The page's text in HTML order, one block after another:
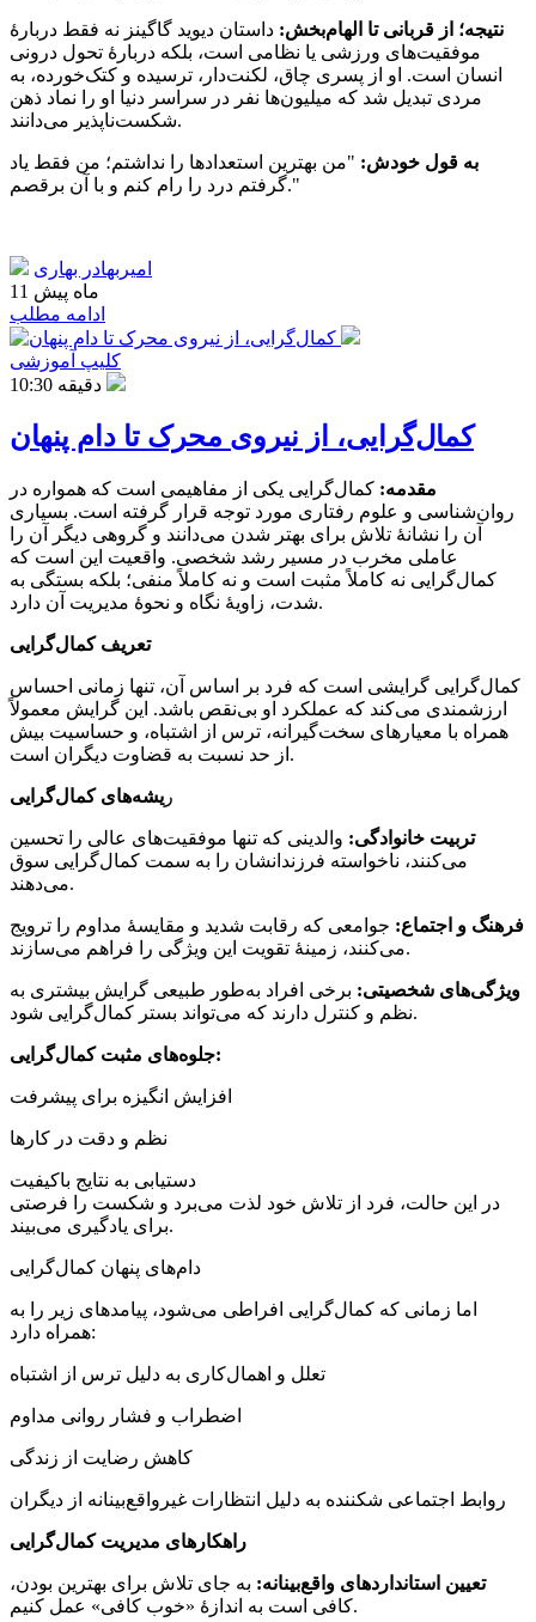
نتیجه؛ از قربانی تا الهام‌بخش: داستان دیوید گاگینز نه فقط دربارهٔ
موفقیت‌های ورزشی یا نظامی است، بلکه دربارهٔ تحول درونی
انسان است. او از پسری چاق، لکنت‌دار، ترسیده و کتک‌خورده، به
مردی تبدیل شد که میلیون‌ها نفر در سراسر دنیا او را نماد ذهن
شکست‌ناپذیر می‌دانند.
به قول خودش: "من بهترین استعدادها را نداشتم؛ من فقط یاد
گرفتم درد را رام کنم و با آن برقصم."
امیربهادر بهاری
11 ماه پیش
ادامه مطلب
کلیپ آموزشی
کمال‌گرایی، از نیروی محرک تا دام پنهان
مقدمه: کمال‌گرایی یکی از مفاهیمی است که همواره در
روان‌شناسی و علوم رفتاری مورد توجه قرار گرفته است. بسیاری
آن را نشانهٔ تلاش برای بهتر شدن می‌دانند و گروهی دیگر آن را
عاملی مخرب در مسیر رشد شخصی. واقعیت این است که
کمال‌گرایی نه کاملاً مثبت است و نه کاملاً منفی؛ بلکه بستگی به
شدت، زاویهٔ نگاه و نحوهٔ مدیریت آن دارد.
تعریف کمال‌گرایی
کمال‌گرایی گرایشی است که فرد بر اساس آن، تنها زمانی احساس
ارزشمندی می‌کند که عملکرد او بی‌نقص باشد. این گرایش معمولاً
همراه با معیارهای سخت‌گیرانه، ترس از اشتباه، و حساسیت بیش
از حد نسبت به قضاوت دیگران است.
ر یشه‌های کمال‌گرایی
تربیت خانوادگی: والدینی که تنها موفقیت‌های عالی را تحسین
می‌کنند، ناخواسته فرزندانشان را به سمت کمال‌گرایی سوق
می‌دهند.
فرهنگ و اجتماع: جوامعی که رقابت شدید و مقایسهٔ مداوم را ترویج
می‌کنند، زمینهٔ تقویت این ویژگی را فراهم می‌سازند.
ویژگی‌های شخصیتی: برخی افراد به‌طور طبیعی گرایش بیشتری به
نظم و کنترل دارند که می‌تواند بستر کمال‌گرایی شود.
جلوه‌های مثبت کمال‌گرایی:
افزایش انگیزه برای پیشرفت
نظم و دقت در کارها
دستیابی به نتایج باکیفیت
در این حالت، فرد از تلاش خود لذت می‌برد و شکست را فرصتی
برای یادگیری می‌بیند.
دام‌های پنهان کمال‌گرایی
اما زمانی که کمال‌گرایی افراطی می‌شود، پیامدهای زیر را به
همراه دارد:
تعلل و اهمال‌کاری به دلیل ترس از اشتباه
اضطراب و فشار روانی مداوم
کاهش رضایت از زندگی
روابط اجتماعی شکننده به دلیل انتظارات غیرواقع‌بینانه از دیگران
راهکارهای مدیریت کمال‌گرایی
تعیین استانداردهای واقع‌بینانه: به جای تلاش برای بهترین بودن،
کافی است به اندازهٔ «خوب کافی» عمل کنیم.